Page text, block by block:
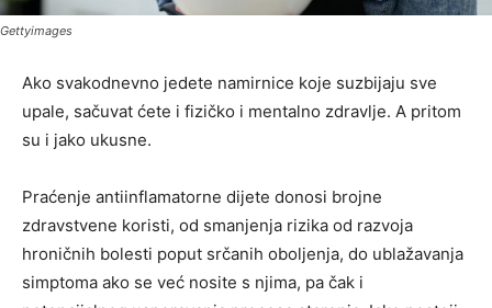
Gettyimages
Ako svakodnevno jedete namirnice koje suzbijaju sve
upale, sačuvat ćete i fizičko i mentalno zdravlje. A pritom
su i jako ukusne.
Praćenje antiinflamatorne dijete donosi brojne
zdravstvene koristi, od smanjenja rizika od razvoja
hroničnih bolesti poput srčanih oboljenja, do ublažavanja
simptoma ako se već nosite s njima, pa čak i